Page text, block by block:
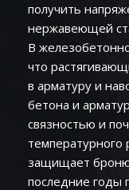
получить
нержавеющей
В
что
в арматуру и
бетона и
связностью и
защищает броню
последние годы